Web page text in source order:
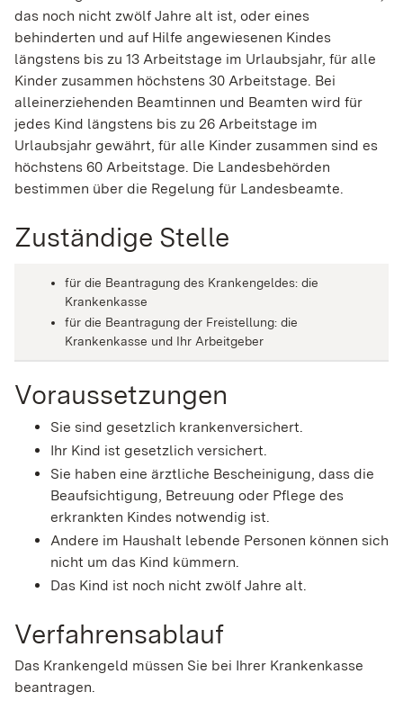
das noch nicht zwölf Jahre alt ist, oder eines
behinderten und auf Hilfe angewiesenen Kindes
längstens bis zu 13 Arbeitstage im Urlaubsjahr, für alle
Kinder zusammen höchstens 30 Arbeitstage. Bei
alleinerziehenden Beamtinnen und Beamten wird für
jedes Kind längstens bis zu 26 Arbeitstage im
Urlaubsjahr gewährt, für alle Kinder zusammen sind es
höchstens 60 Arbeitstage. Die Landesbehörden
bestimmen über die Regelung für Landesbeamte.
Zuständige Stelle
für die Beantragung des Krankengeldes: die
Krankenkasse
für die Beantragung der Freistellung: die
Krankenkasse und Ihr Arbeitgeber
Voraussetzungen
Sie sind gesetzlich krankenversichert.
Ihr Kind ist gesetzlich versichert.
Sie haben eine ärztliche Bescheinigung, dass die
Beaufsichtigung, Betreuung oder Pflege des
erkrankten Kindes notwendig ist.
Andere im Haushalt lebende Personen können sich
nicht um das Kind kümmern.
Das Kind ist noch nicht zwölf Jahre alt.
Verfahrensablauf
Das Krankengeld müssen Sie bei Ihrer Krankenkasse
beantragen.